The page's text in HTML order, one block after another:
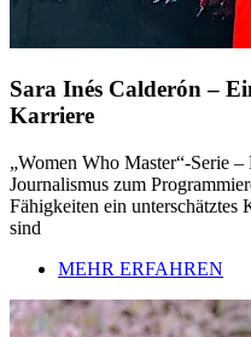
Sara Inés Calderón –
Karriere
„Women Who Master“-Serie
Journalismus zum
Fähigkeiten ein unterschätztes
sind
MEHR ERFAHREN